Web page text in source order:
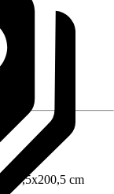
200,5x200,5 cm